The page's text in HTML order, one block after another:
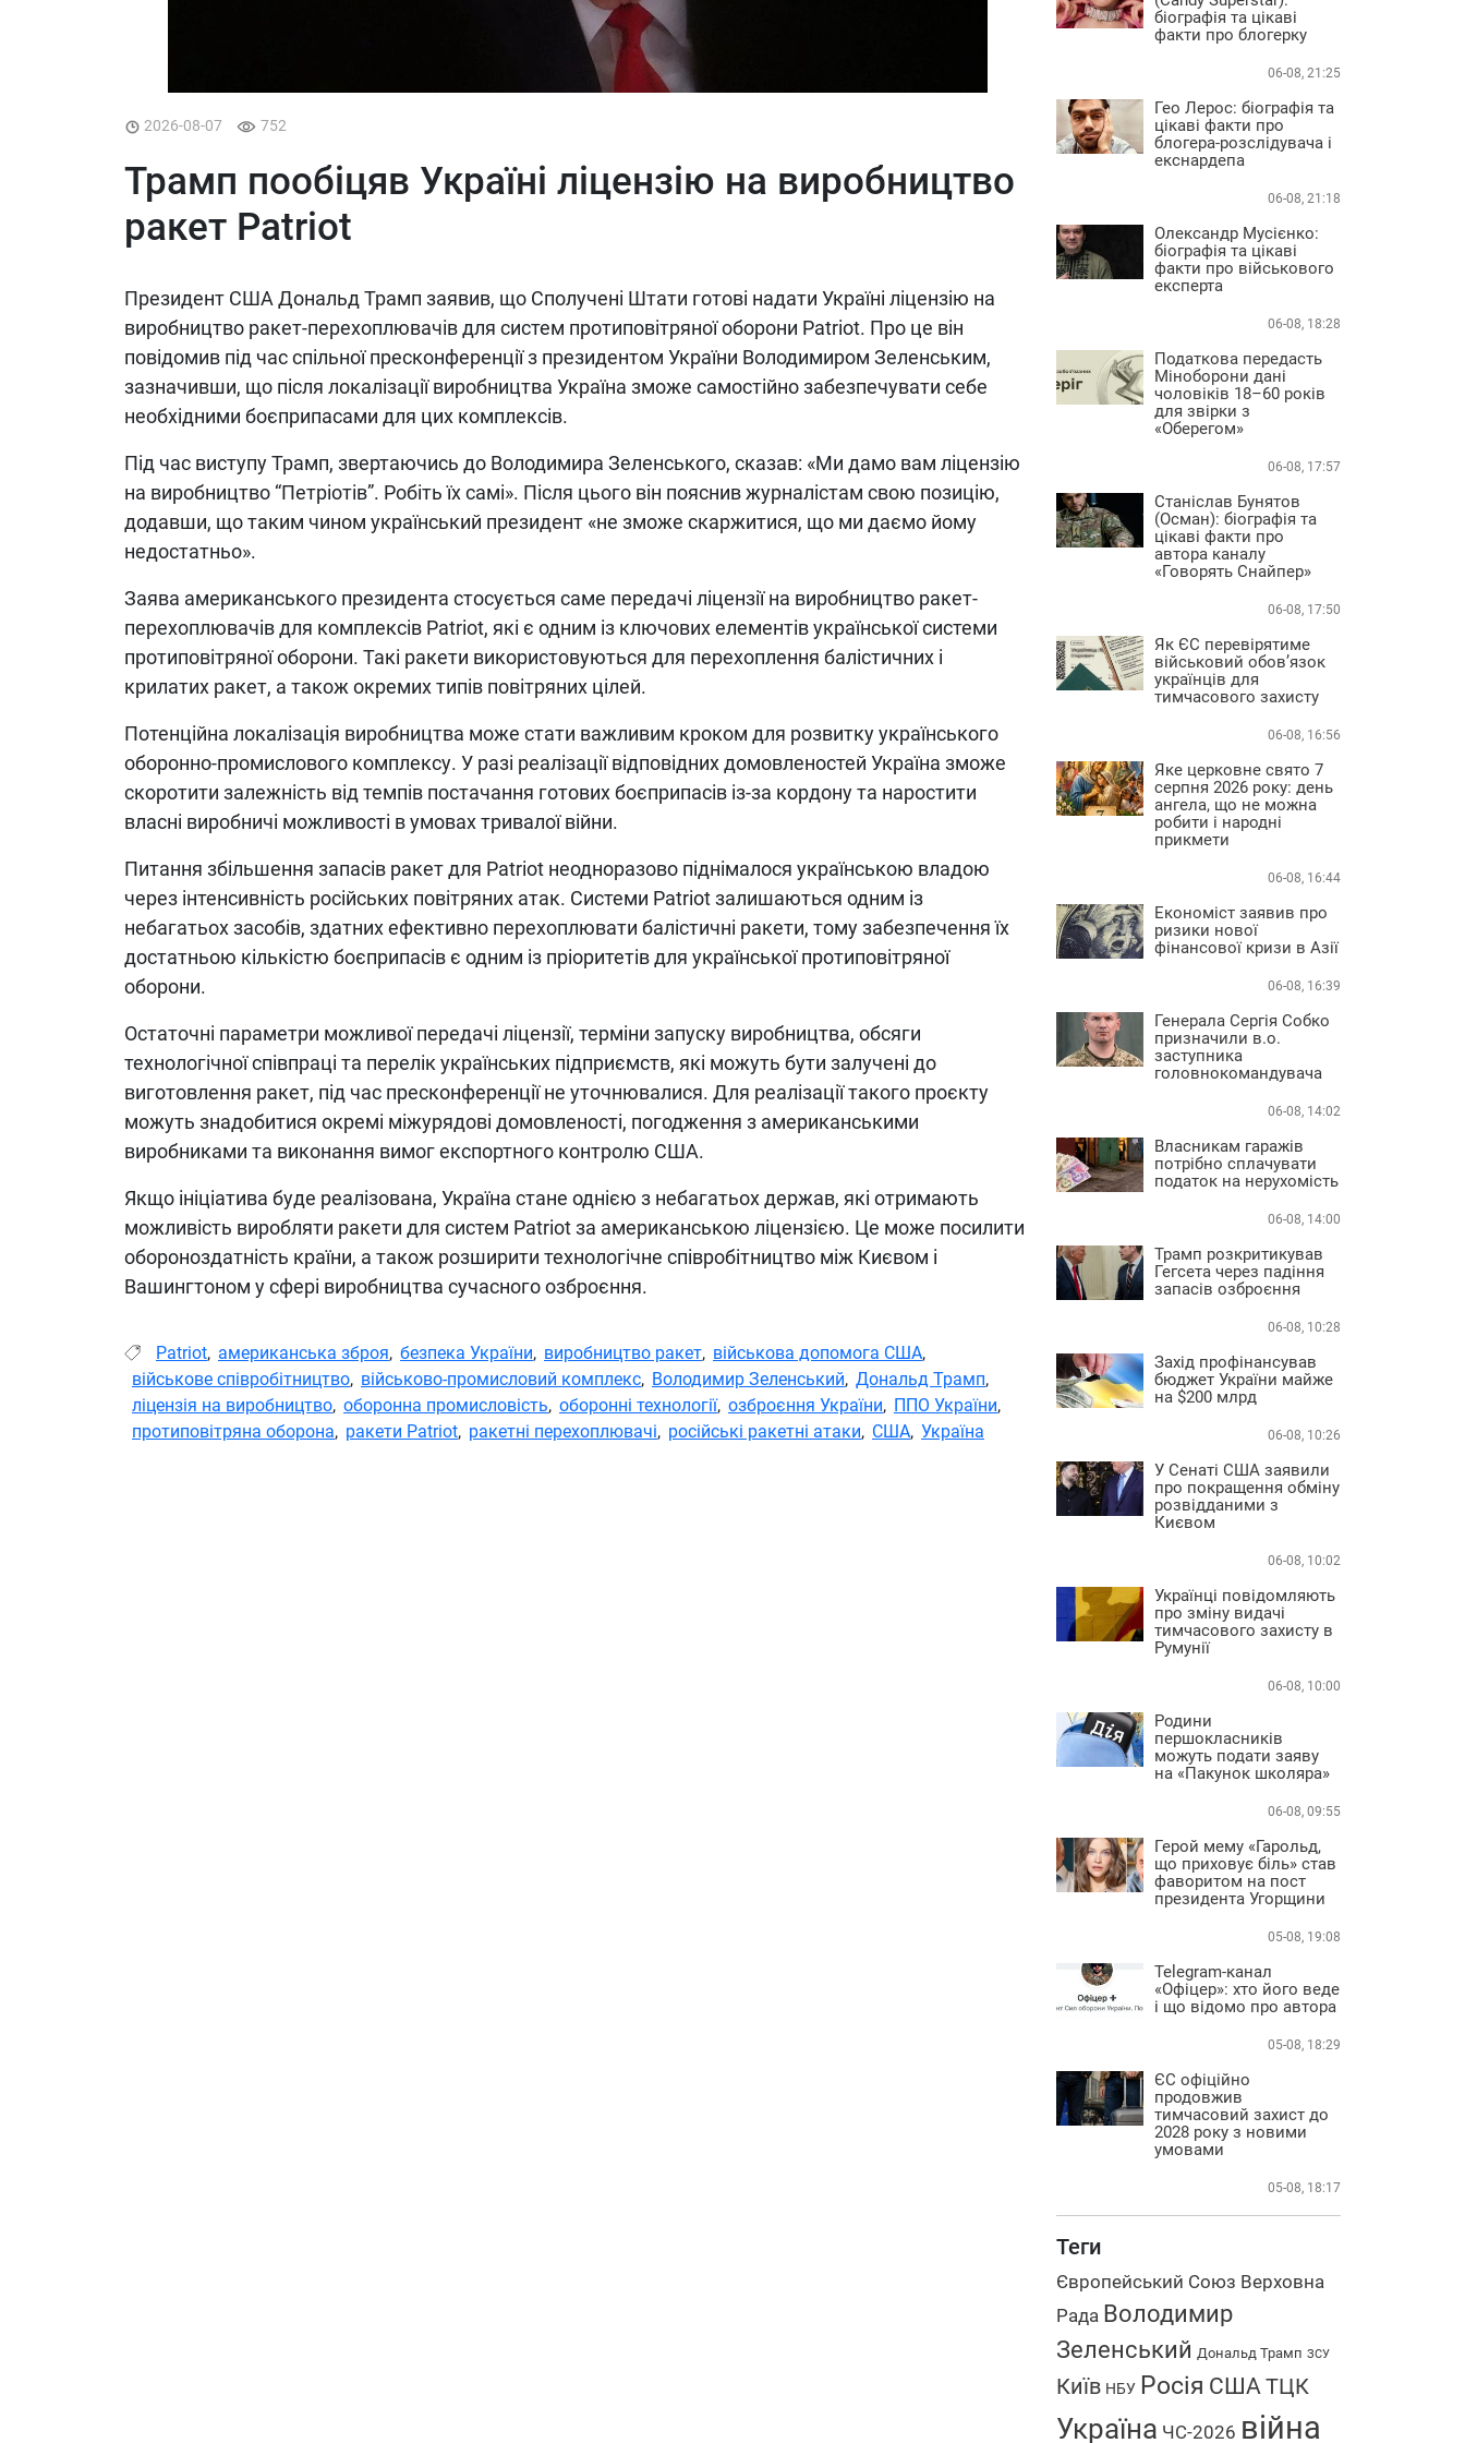
2026-08-07 752
Трамп пообіцяв Україні ліцензію на виробництво
ракет Patriot
Президент США Дональд Трамп заявив, що Сполучені Штати готові надати Україні ліцензію на
виробництво ракет-перехоплювачів для систем протиповітряної оборони Patriot. Про це він
повідомив під час спільної пресконференції з президентом України Володимиром Зеленським,
зазначивши, що після локалізації виробництва Україна зможе самостійно забезпечувати себе
необхідними боєприпасами для цих комплексів.
Під час виступу Трамп, звертаючись до Володимира Зеленського, сказав: «Ми дамо вам ліцензію
на виробництво “Петріотів”. Робіть їх самі». Після цього він пояснив журналістам свою позицію,
додавши, що таким чином український президент «не зможе скаржитися, що ми даємо йому
недостатньо».
Заява американського президента стосується саме передачі ліцензії на виробництво ракет-
перехоплювачів для комплексів Patriot, які є одним із ключових елементів української системи
протиповітряної оборони. Такі ракети використовуються для перехоплення балістичних і
крилатих ракет, а також окремих типів повітряних цілей.
Потенційна локалізація виробництва може стати важливим кроком для розвитку українського
оборонно-промислового комплексу. У разі реалізації відповідних домовленостей Україна зможе
скоротити залежність від темпів постачання готових боєприпасів із-за кордону та наростити
власні виробничі можливості в умовах тривалої війни.
Питання збільшення запасів ракет для Patriot неодноразово піднімалося українською владою
через інтенсивність російських повітряних атак. Системи Patriot залишаються одним із
небагатьох засобів, здатних ефективно перехоплювати балістичні ракети, тому забезпечення їх
достатньою кількістю боєприпасів є одним із пріоритетів для української протиповітряної
оборони.
Остаточні параметри можливої передачі ліцензії, терміни запуску виробництва, обсяги
технологічної співпраці та перелік українських підприємств, які можуть бути залучені до
виготовлення ракет, під час пресконференції не уточнювалися. Для реалізації такого проєкту
можуть знадобитися окремі міжурядові домовленості, погодження з американськими
виробниками та виконання вимог експортного контролю США.
Якщо ініціатива буде реалізована, Україна стане однією з небагатьох держав, які отримають
можливість виробляти ракети для систем Patriot за американською ліцензією. Це може посилити
обороноздатність країни, а також розширити технологічне співробітництво між Києвом і
Вашингтоном у сфері виробництва сучасного озброєння.
Patriot, американська зброя, безпека України, виробництво ракет, військова допомога США,
військове співробітництво, військово-промисловий комплекс, Володимир Зеленський, Дональд Трамп,
ліцензія на виробництво, оборонна промисловість, оборонні технології, озброєння України, ППО України,
протиповітряна оборона, ракети Patriot, ракетні перехоплювачі, російські ракетні атаки, США, Україна
біографія та цікаві
факти про блогерку
06-08, 21:25
Гео Лерос: біографія та
цікаві факти про
блогера-розслідувача і
екснардепа
06-08, 21:18
Олександр Мусієнко:
біографія та цікаві
факти про військового
експерта
06-08, 18:28
Податкова передасть
Міноборони дані
чоловіків 18–60 років
для звірки з
«Оберегом»
06-08, 17:57
Станіслав Бунятов
(Осман): біографія та
цікаві факти про
автора каналу
«Говорять Снайпер»
06-08, 17:50
Як ЄС перевірятиме
військовий обов’язок
українців для
тимчасового захисту
06-08, 16:56
Яке церковне свято 7
серпня 2026 року: день
ангела, що не можна
робити і народні
прикмети
06-08, 16:44
Економіст заявив про
ризики нової
фінансової кризи в Азії
06-08, 16:39
Генерала Сергія Собко
призначили в.о.
заступника
головнокомандувача
06-08, 14:02
Власникам гаражів
потрібно сплачувати
податок на нерухомість
06-08, 14:00
Трамп розкритикував
Гегсета через падіння
запасів озброєння
06-08, 10:28
Захід профінансував
бюджет України майже
на $200 млрд
06-08, 10:26
У Сенаті США заявили
про покращення обміну
розвідданими з
Києвом
06-08, 10:02
Українці повідомляють
про зміну видачі
тимчасового захисту в
Румунії
06-08, 10:00
Родини
першокласників
можуть подати заяву
на «Пакунок школяра»
06-08, 09:55
Герой мему «Гарольд,
що приховує біль» став
фаворитом на пост
президента Угорщини
05-08, 19:08
Telegram-канал
«Офіцер»: хто його веде
і що відомо про автора
05-08, 18:29
ЄС офіційно
продовжив
тимчасовий захист до
2028 року з новими
умовами
05-08, 18:17
Теги
Європейський Союз Верховна
Рада Володимир
Зеленський Дональд Трамп ЗСУ
Київ НБУ Росія США ТЦК
Україна ЧС-2026 війна